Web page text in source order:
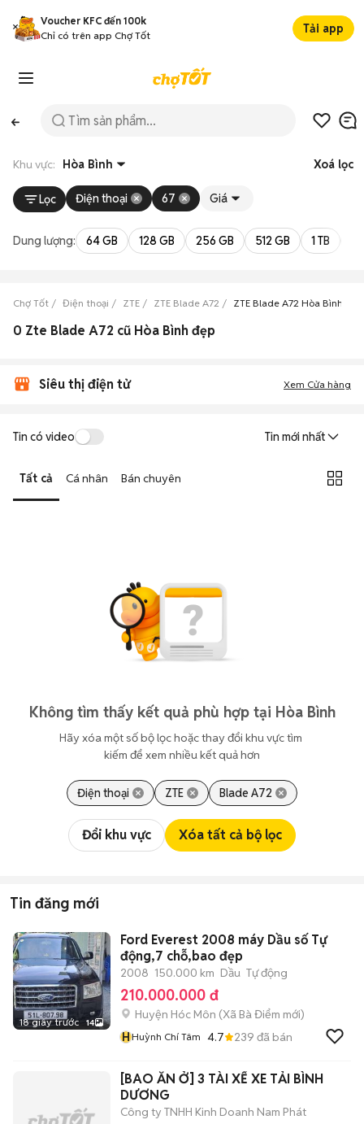
Voucher KFC đến 100k
Chỉ có trên app Chợ Tốt
Tải app
Khu vực: Hòa Bình Xoá lọc
Lọc Điện thoại 67 Giá
Dung lượng: 64 GB 128 GB 256 GB 512 GB 1 TB
Chợ Tốt Điện thoại ZTE ZTE Blade A72 ZTE Blade A72 Hòa Bình
0 Zte Blade A72 cũ Hòa Bình đẹp
Siêu thị điện tử Xem Cửa hàng
Tin có video Tin mới nhất
Tất cả Cá nhân Bán chuyên
Không tìm thấy kết quả phù hợp tại Hòa Bình
Hãy xóa một số bộ lọc hoặc thay đổi khu vực tìm
kiếm để xem nhiều kết quả hơn
Điện thoại ZTE Blade A72
Đổi khu vực Xóa tất cả bộ lọc
Tin đăng mới
18 giây trước 14
Ford Everest 2008 máy Dầu số Tự
động,7 chỗ,bao đẹp
2008 150.000 km Dầu Tự động
210.000.000 đ
Huyện Hóc Môn (Xã Bà Điểm mới)
HHuỳnh Chí Tâm 4.7 239 đã bán
[BAO ĂN Ở] 3 TÀI XẾ XE TẢI BÌNH
DƯƠNG
Công ty TNHH Kinh Doanh Nam Phát